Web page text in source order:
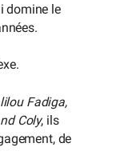
domine le
Fadiga,
Coly, ils
de